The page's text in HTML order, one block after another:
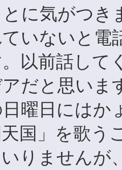
に気がつき
いないと電
以前話して
だと思いま
曜日にはか
国」を歌う
りませんが